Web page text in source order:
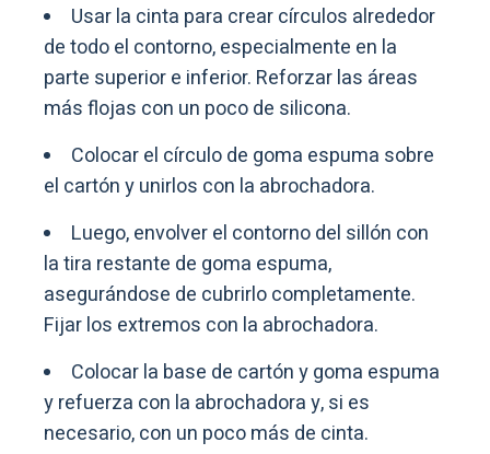
Usar la cinta para crear círculos alrededor
de todo el contorno, especialmente en la
parte superior e inferior. Reforzar las áreas
más flojas con un poco de silicona.
Colocar el círculo de goma espuma sobre
el cartón y unirlos con la abrochadora.
Luego, envolver el contorno del sillón con
la tira restante de goma espuma,
asegurándose de cubrirlo completamente.
Fijar los extremos con la abrochadora.
Colocar la base de cartón y goma espuma
y refuerza con la abrochadora y, si es
necesario, con un poco más de cinta.